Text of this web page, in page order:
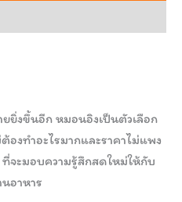
ยิ่งขึ้นอีก หมอนอิงเป็นตัวเลือก
องทำอะไรมากและราคาไม่แพง
จะมอบความรู้สึกสดใหม่ให้กับ
อาหาร